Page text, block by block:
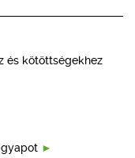
és kötöttségekhez